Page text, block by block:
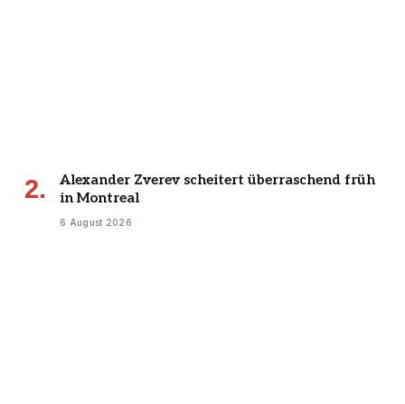
Alexander Zverev scheitert überraschend früh
in Montreal
6 August 2026